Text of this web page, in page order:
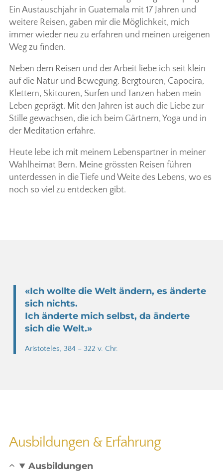
Ein Austauschjahr in Guatemala mit 17 Jahren und
weitere Reisen, gaben mir die Möglichkeit, mich
immer wieder neu zu erfahren und meinen ureigenen
Weg zu finden.
Neben dem Reisen und der Arbeit liebe ich seit klein
auf die Natur und Bewegung. Bergtouren, Capoeira,
Klettern, Skitouren, Surfen und Tanzen haben mein
Leben geprägt. Mit den Jahren ist auch die Liebe zur
Stille gewachsen, die ich beim Gärtnern, Yoga und in
der Meditation erfahre.
Heute lebe ich mit meinem Lebenspartner in meiner
Wahlheimat Bern. Meine grössten Reisen führen
unterdessen in die Tiefe und Weite des Lebens, wo es
noch so viel zu entdecken gibt.
«Ich wollte die Welt ändern, es änderte
sich nichts.
Ich änderte mich selbst, da änderte
sich die Welt.»
Aristoteles, 384 – 322 v. Chr.
Ausbildungen & Erfahrung
Ausbildungen